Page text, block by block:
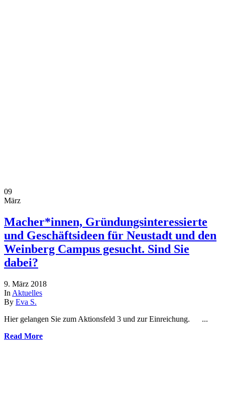
09
März
Macher*innen, Gründungsinteressierte
und Geschäftsideen für Neustadt und den
Weinberg Campus gesucht. Sind Sie
dabei?
9. März 2018
In Aktuelles
By Eva S.
Hier gelangen Sie zum Aktionsfeld 3 und zur Einreichung. ...
Read More